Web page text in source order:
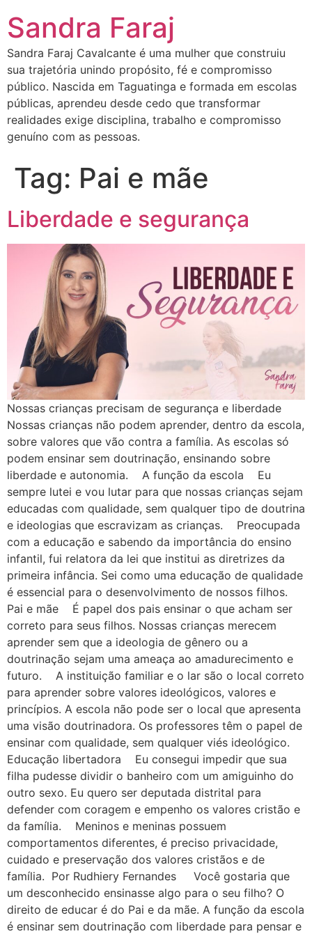
Sandra Faraj
Sandra Faraj Cavalcante é uma mulher que construiu
sua trajetória unindo propósito, fé e compromisso
público. Nascida em Taguatinga e formada em escolas
públicas, aprendeu desde cedo que transformar
realidades exige disciplina, trabalho e compromisso
genuíno com as pessoas.
Tag: Pai e mãe
Liberdade e segurança
Nossas crianças precisam de segurança e liberdade
Nossas crianças não podem aprender, dentro da escola,
sobre valores que vão contra a família. As escolas só
podem ensinar sem doutrinação, ensinando sobre
liberdade e autonomia. A função da escola Eu
sempre lutei e vou lutar para que nossas crianças sejam
educadas com qualidade, sem qualquer tipo de doutrina
e ideologias que escravizam as crianças. Preocupada
com a educação e sabendo da importância do ensino
infantil, fui relatora da lei que institui as diretrizes da
primeira infância. Sei como uma educação de qualidade
é essencial para o desenvolvimento de nossos filhos.
Pai e mãe É papel dos pais ensinar o que acham ser
correto para seus filhos. Nossas crianças merecem
aprender sem que a ideologia de gênero ou a
doutrinação sejam uma ameaça ao amadurecimento e
futuro. A instituição familiar e o lar são o local correto
para aprender sobre valores ideológicos, valores e
princípios. A escola não pode ser o local que apresenta
uma visão doutrinadora. Os professores têm o papel de
ensinar com qualidade, sem qualquer viés ideológico.
Educação libertadora Eu consegui impedir que sua
filha pudesse dividir o banheiro com um amiguinho do
outro sexo. Eu quero ser deputada distrital para
defender com coragem e empenho os valores cristão e
da família. Meninos e meninas possuem
comportamentos diferentes, é preciso privacidade,
cuidado e preservação dos valores cristãos e de
família. Por Rudhiery Fernandes Você gostaria que
um desconhecido ensinasse algo para o seu filho? O
direito de educar é do Pai e da mãe. A função da escola
é ensinar sem doutrinação com liberdade para pensar e